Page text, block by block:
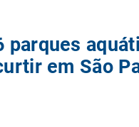
parques
em São